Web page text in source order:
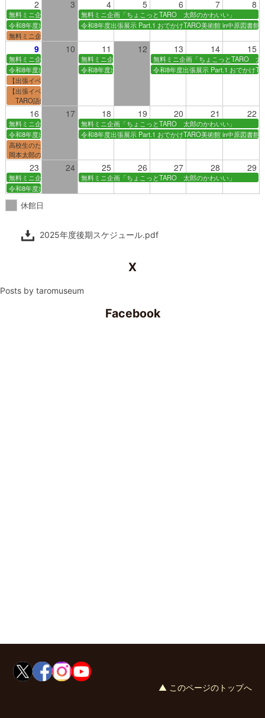
2 3 4 5 6 7 8
無料ミニ企画「ちょこっとTARO 太郎のかわいい」
無料ミニ企画「ちょこっとTARO 太郎のかわいい」
令和8年度出張展示 Part.1 おでかけTARO美術館 in中原図書館 ～岡本太郎のことば～
令和8年度出張展示 Part.1 おでかけTARO美術館 in中原図書
無料ミニ企画「ちょこっとTARO 太郎のかわいい」ワンポイントトーク(8月2日)
9 10 11 12 13 14 15
無料ミニ企画「ちょこっとTARO 太郎のかわいい」
無料ミニ企画「ちょこっとTARO 太郎のかわいい」
無料ミニ企画「ちょこっとTARO 太
令和8年度出張展示 Part.1 おでかけTARO美術館 in中原図書館 ～岡本太郎のことば～
令和8年度出張展示 Part.1 おでかけTARO美術館 in中原図書
令和8年度出張展示 Part.1 おでかけ
【出張イベント】「おでかけTARO美術館 in中原図書館 ～岡本太郎のことば～」ワン
【出張イベント】「おでかけTARO美術館 in中原図書館 ～岡本太郎のことば～」関連
TARO語録の豆本辞典をつくろう
16 17 18 19 20 21 22
無料ミニ企画「ちょこっとTARO 太郎のかわいい」
無料ミニ企画「ちょこっとTARO 太郎のかわいい」
令和8年度出張展示 Part.1 おでかけTARO美術館 in中原図書館 ～岡本太郎のことば～
令和8年度出張展示 Part.1 おでかけTARO美術館 in中原図書
高校生のための岡本太郎美術館でキャリア探索 ―美術館の仕事を知る
岡本太郎のデザインの仕事を知る―
23 24 25 26 27 28 29
無料ミニ企画「ちょこっとTARO 太郎のかわいい」
無料ミニ企画「ちょこっとTARO 太郎のかわいい」
令和8年度出張展示 Part.1 おでかけTARO美術館 in中原図書館 ～岡本太郎のことば～
休館日
2025年度後期スケジュール.pdf
X
Posts by taromuseum
Facebook
▲ このページのトップへ